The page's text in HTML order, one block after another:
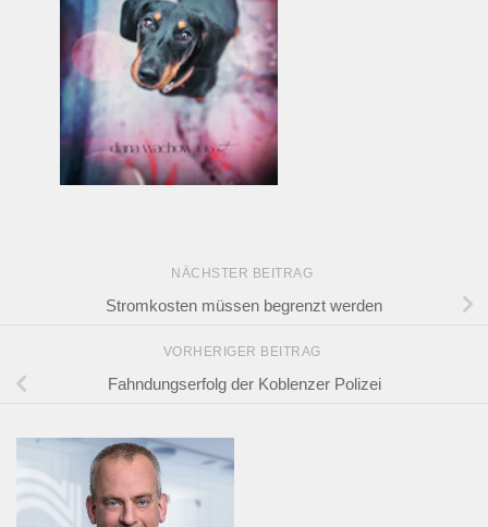
NÄCHSTER BEITRAG
Stromkosten müssen begrenzt werden
VORHERIGER BEITRAG
Fahndungserfolg der Koblenzer Polizei